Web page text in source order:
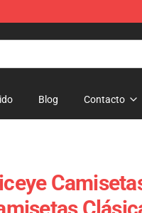
Blog Contacto